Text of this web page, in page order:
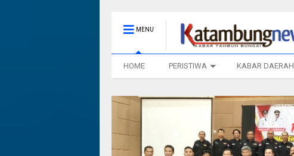
MENU
HOME PERISTIWA KABAR DAERAH